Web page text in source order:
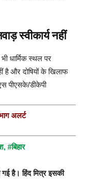
स्वीकार्य नहीं
धार्मिक स्थल पर
है और दोषियों के खिलाफ
पीएसके/डीकेपी
अलर्ट
#बिहार
है। हिंद मित्र इसकी